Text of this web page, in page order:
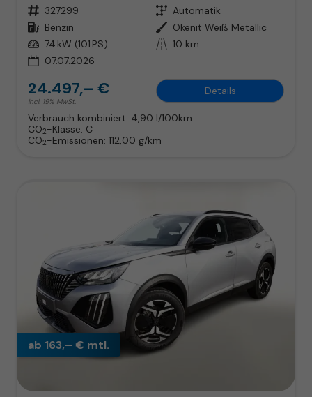
Fahrzeugnr. 327299 Getriebe Automatik
Kraftstoff Benzin Außenfarbe Okenit Weiß Metallic
Leistung 74 kW (101 PS) Kilometerstand 10 km
07.07.2026
24.497,– €
incl. 19% MwSt.
Details
Verbrauch kombiniert: 4,90 l/100km
CO2-Klasse: C
CO2-Emissionen: 112,00 g/km
ab 163,– € mtl.